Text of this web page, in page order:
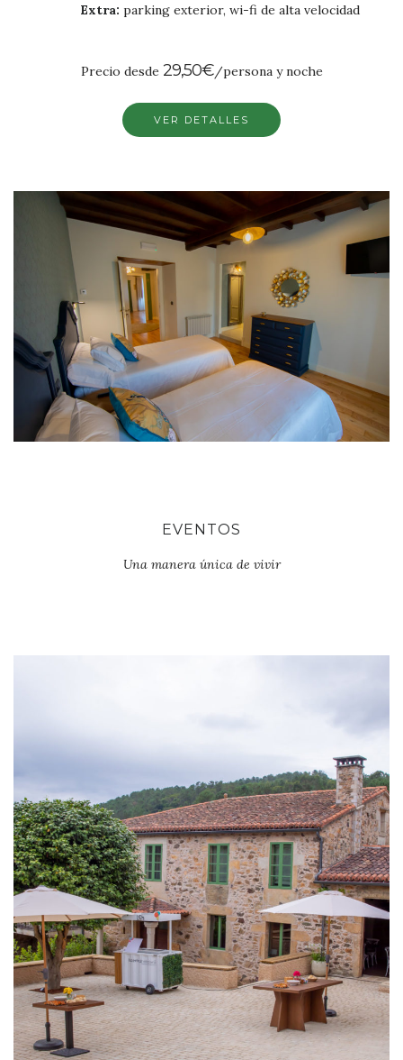
Extra: parking exterior, wi-fi de alta velocidad
Precio desde 29,50€/persona y noche
VER DETALLES
EVENTOS
Una manera única de vivir